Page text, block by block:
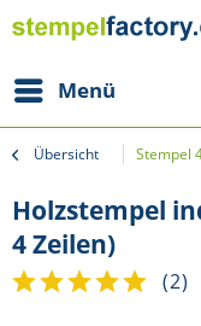
Menü
Übersicht Stempel
Holzstempel
4 Zeilen)
(2)